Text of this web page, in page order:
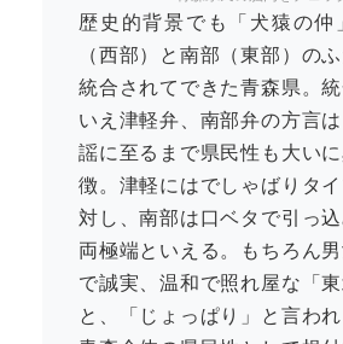
歴史的背景でも「犬猿の仲
（西部）と南部（東部）の
統合されてできた青森県。
いえ津軽弁、南部弁の方言
謡に至るまで県民性も大い
徴。津軽にはでしゃばりタ
対し、南部は口ベタで引っ込
両極端といえる。もちろん
で誠実、温和で照れ屋な「
と、「じょっぱり」と言われ